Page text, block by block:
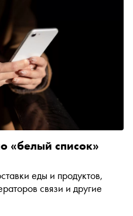
«белый список»
еды и продуктов,
связи и другие